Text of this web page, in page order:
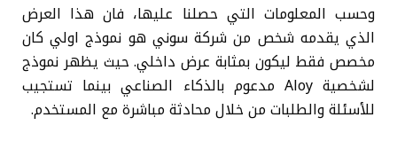
وحسب المعلومات التي حصلنا عليها، فان هذا العرض
الذي يقدمه شخص من شركة سوني هو نموذج اولي كان
مخصص فقط ليكون بمثابة عرض داخلي. حيث يظهر نموذج
لشخصية Aloy مدعوم بالذكاء الصناعي بينما تستجيب
للأسئلة والطلبات من خلال محادثة مباشرة مع المستخدم.